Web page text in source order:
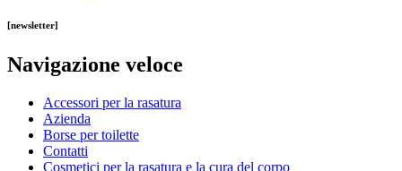
[newsletter]
Navigazione veloce
Accessori per la rasatura
Azienda
Borse per toilette
Contatti
Cosmetici per la rasatura e la cura del corpo